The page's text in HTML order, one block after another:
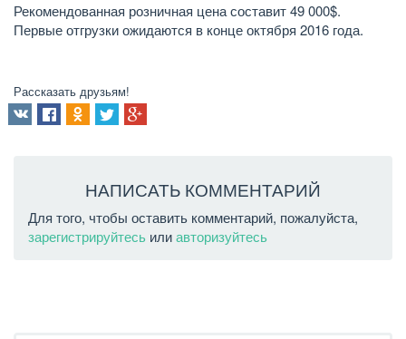
Рекомендованная розничная цена составит 49 000$.
Первые отгрузки ожидаются в конце октября 2016 года.
Рассказать друзьям!
НАПИСАТЬ КОММЕНТАРИЙ
Для того, чтобы оставить комментарий, пожалуйста,
зарегистрируйтесь илиавторизуйтесь